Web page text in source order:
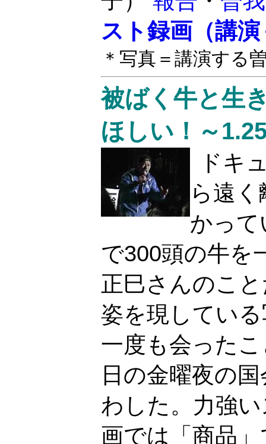
スト録画（講
＊写真＝講演する
被ばく牛と生
ほしい！～
ドキ
ら遠
かって
で300頭の牛を
正巳さんのこ
姿を現してい
一度も会った
日の金曜夜の
わした。力強
画では「商品